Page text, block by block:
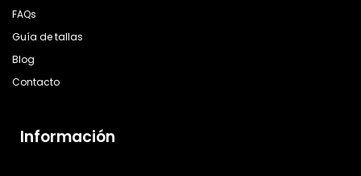
FAQs
Guía de tallas
Blog
Contacto
Información